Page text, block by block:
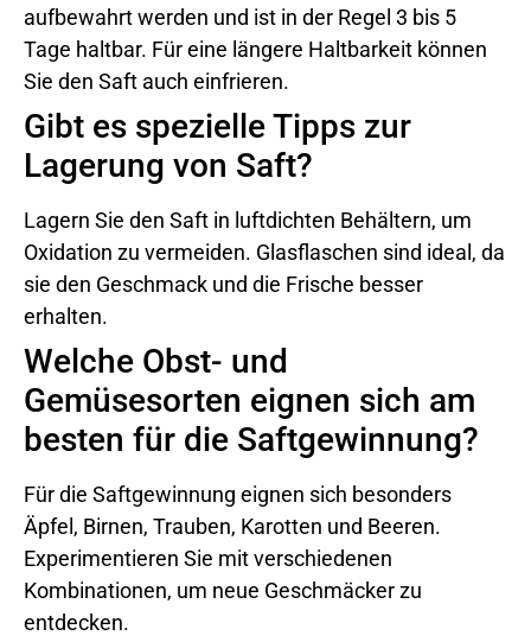
aufbewahrt werden und ist in der Regel 3 bis 5
Tage haltbar. Für eine längere Haltbarkeit können
Sie den Saft auch einfrieren.
Gibt es spezielle Tipps zur
Lagerung von Saft?
Lagern Sie den Saft in luftdichten Behältern, um
Oxidation zu vermeiden. Glasflaschen sind ideal, da
sie den Geschmack und die Frische besser
erhalten.
Welche Obst- und
Gemüsesorten eignen sich am
besten für die Saftgewinnung?
Für die Saftgewinnung eignen sich besonders
Äpfel, Birnen, Trauben, Karotten und Beeren.
Experimentieren Sie mit verschiedenen
Kombinationen, um neue Geschmäcker zu
entdecken.